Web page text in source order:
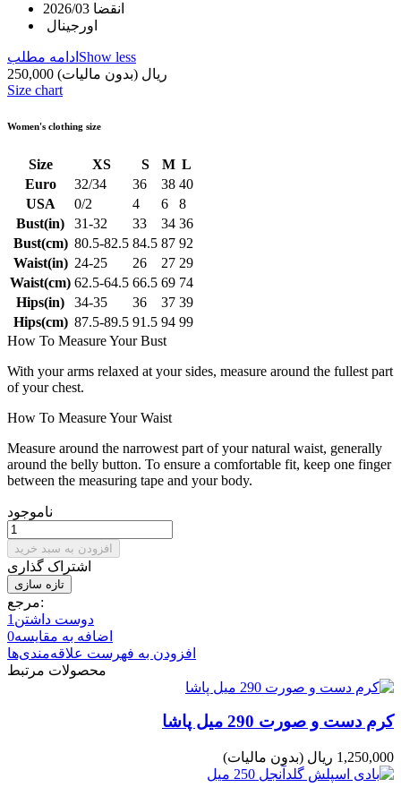
اورجینال
ادامه مطلب Show less
250,000 ریال (بدون مالیات)
Size chart
Women's clothing size
Size XS S M L
Euro
32/34 36 38 40
USA
0/2 4 6
8
Bust(in)
31-32 33 34 36
Bust(cm) 80.5-82.5 84.5 87 92
Waist(in) 24-25 26 27 29
Waist(cm) 62.5-64.5 66.5 69 74
Hips(in)
34-35 36 37 39
Hips(cm) 87.5-89.5 91.5 94 99
How To Measure Your Bust
With your arms relaxed at your sides, measure around the fullest part
of your chest.
How To Measure Your Waist
Measure around the narrowest part of your natural waist, generally
around the belly button. To ensure a comfortable fit, keep one finger
between the measuring tape and your body.
ناموجود
افزودن به سبد خرید
اشتراک گذاری
مرجع:
دوست داشتن 1
اضافه به مقایسه0
افزودن به فهرست علاقه‌مندی‌ها
محصولات مرتبط
کرم دست و صورت 290 میل پاشا
1,250,000 ریال (بدون مالیات)